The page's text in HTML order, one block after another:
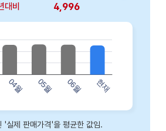
대비 4,996
대비 6,146
대비 3,309
대비 4,286
대비 8,940
'실제 판매가격'을 평균한 값임.